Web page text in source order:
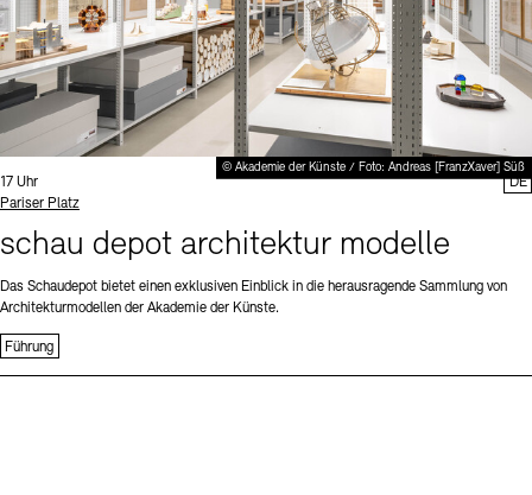
© Akademie der Künste / Foto: Andreas [FranzXaver] Süß
Uhrzeit:
17 Uhr
Standort
Pariser Platz
schau depot architektur modelle
Das Schaudepot bietet einen exklusiven Einblick in die herausragende Sammlung von
Architekturmodellen der Akademie der Künste.
Führung
DE